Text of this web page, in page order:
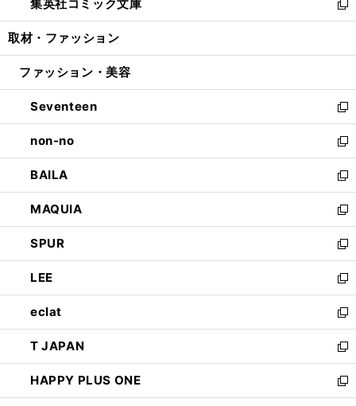
く
で
開
ド
ウ
開
ィ
ン
ウ
開
く
い
ウ
ン
ウ
で
開
く
集英社コミック文庫
新
し
ウ
ン
ド
ウ
で
開
く
取材・ファッション
ファッション・美容
Seventeen
新
し
い
ウ
ィ
ン
ド
ウ
で
開
く
non-no
新
し
い
ウ
ィ
ン
ド
ウ
で
開
く
BAILA
新
し
い
ウ
ィ
ン
ド
ウ
で
開
く
MAQUIA
新
し
い
ウ
ィ
ン
ド
ウ
で
開
く
SPUR
新
し
い
ウ
ィ
ン
ド
ウ
で
開
LEE
新
し
い
ウ
ィ
ン
ド
ウ
eclat
新
し
い
ウ
ィ
ン
T JAPAN
新
し
い
ウ
HAPPY PLUS ONE
新
し